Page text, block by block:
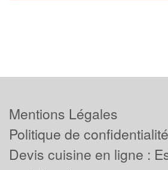
Mentions Légales
Politique de confidentialité
Devis cuisine en ligne :